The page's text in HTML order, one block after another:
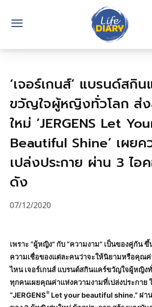
‘เจอร์เกนส์’ แบรนด์สกิน
ขวัญใจผู้หญิงทั่วโลก ส่ง
ใหม่ ‘JERGENS Let
Beautiful Shine’ เผยค
เปล่งประกาย ผ่าน 3 ไอ
ดัง
07/12/2020
เพราะ “ผู้หญิง” กับ “ความงาม” เป็นของคู่กัน
ความเชื่อของแต่ละคนว่าจะให้นิยามหรือคุณ
ไหน เจอร์เกนส์ แบรนด์สกินแคร์ขวัญใจผู้หญิง
ทุกคนเผยคุณค่าแห่งความงามที่เปล่งประกาย
“JERGENS® Let your beautiful shine.” ผ่